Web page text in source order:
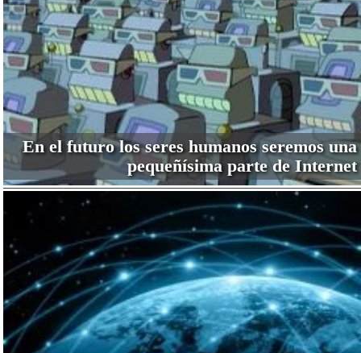
En el futuro los seres humanos seremos una
pequeñísima parte de Internet